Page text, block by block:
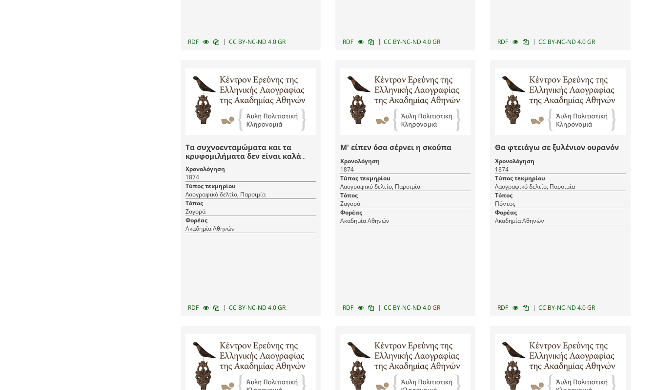
RDF | CC BY-NC-ND 4.0 GR RDF | CC BY-NC-ND 4.0 GR RDF | CC BY-NC-ND 4.0 GR
Τα συχνοενταμώματα και τα
κρυφομιλήματα δεν είναι καλά
μηνύματα
Χρονολόγηση
1874
Τύπος τεκμηρίου
Λαογραφικό δελτίο, Παροιμία
Τόπος
Ζαγορά
Φορέας
Ακαδημία Αθηνών
RDF | CC BY-NC-ND 4.0 GR
Μ' είπεν όσα σέρνει η σκούπα
Χρονολόγηση
1874
Τύπος τεκμηρίου
Λαογραφικό δελτίο, Παροιμία
Τόπος
Ζαγορά
Φορέας
Ακαδημία Αθηνών
RDF | CC BY-NC-ND 4.0 GR
Θα φτειάγω σε ξυλένιον ουρανόν
Χρονολόγηση
1874
Τύπος τεκμηρίου
Λαογραφικό δελτίο, Παροιμία
Τόπος
Πόντος
Φορέας
Ακαδημία Αθηνών
RDF | CC BY-NC-ND 4.0 GR